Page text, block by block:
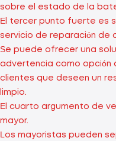
sobre el estado de la
El tercer punto fuerte es
servicio de reparación de
Se puede ofrecer una
advertencia como opción
clientes que deseen un
limpio.
El cuarto argumento de
mayor.
Los mayoristas pueden